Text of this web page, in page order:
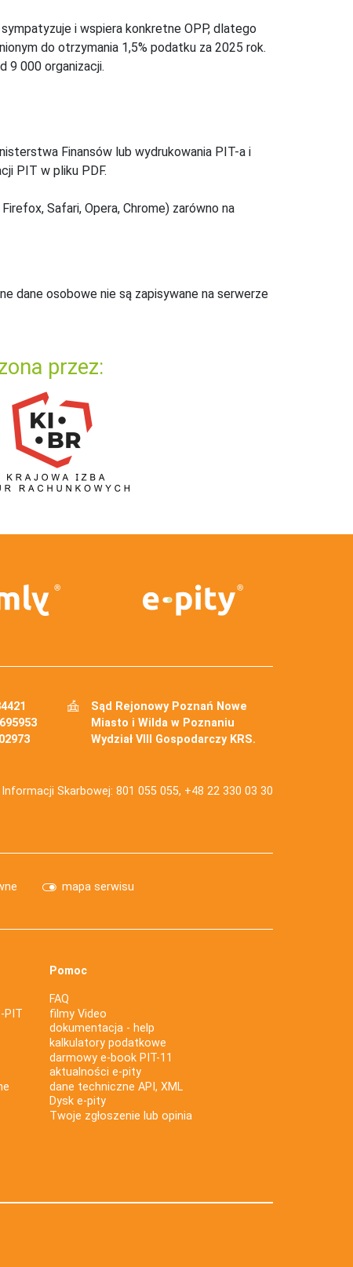
i wspiera konkretne OPP, dlatego
do otrzymania 1,5% podatku za 2025 rok.
9 000 organizacji.
Finansów lub wydrukowania PIT-a i
PIT w pliku PDF.
Safari, Opera, Chrome) zarówno na
dane osobowe nie są zapisywane na serwerze
przez:
Sąd Rejonowy Poznań Nowe
Miasto i Wilda w Poznaniu
Wydział VIII Gospodarczy KRS.
Skarbowej: 801 055 055, +48 22 330 03 30
mapa serwisu
PIT
Pomoc
FAQ
filmy Video
dokumentacja - help
kalkulatory podatkowe
darmowy e-book PIT-11
aktualności e-pity
dane techniczne API, XML
Dysk e-pity
Twoje zgłoszenie lub opinia